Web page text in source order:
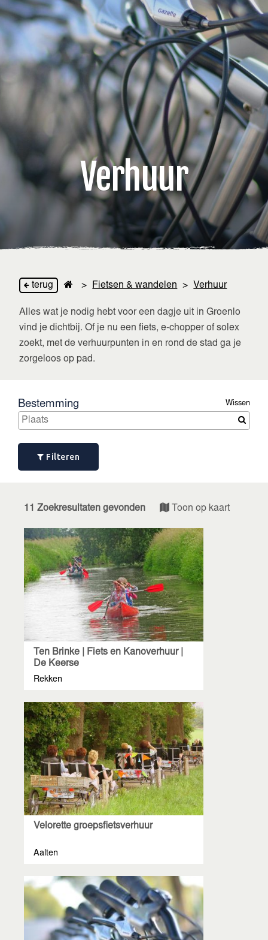
Verhuur
terug > Fietsen & wandelen > Verhuur
Alles wat je nodig hebt voor een dagje uit in Groenlo
vind je dichtbij. Of je nu een fiets, e-chopper of solex
zoekt, met de verhuurpunten in en rond de stad ga je
zorgeloos op pad.
Bestemming Wissen
Filteren
11 Zoekresultaten gevonden Toon op kaart
Ten Brinke | Fiets en Kanoverhuur |
De Keerse
Rekken
Velorette groepsfietsverhuur
Aalten